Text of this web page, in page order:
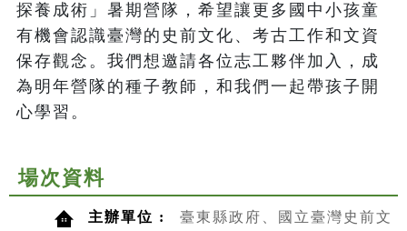
探養成術」暑期營隊，希望讓更多國中小孩童
有機會認識臺灣的史前文化、考古工作和文資
保存觀念。我們想邀請各位志工夥伴加入，成
為明年營隊的種子教師，和我們一起帶孩子開
心學習。
場次資料
主辦單位 :
臺東縣政府、國立臺灣史前文